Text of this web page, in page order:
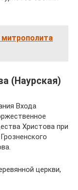
митрополита
(Наурская)
Входа
Христова при
церкви,